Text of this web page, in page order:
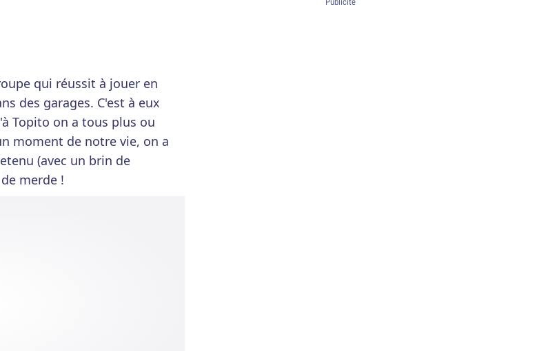
qui réussit à jouer en
des garages. C'est à eux
Topito on a tous plus ou
moment de notre vie, on a
(avec un brin de
merde !